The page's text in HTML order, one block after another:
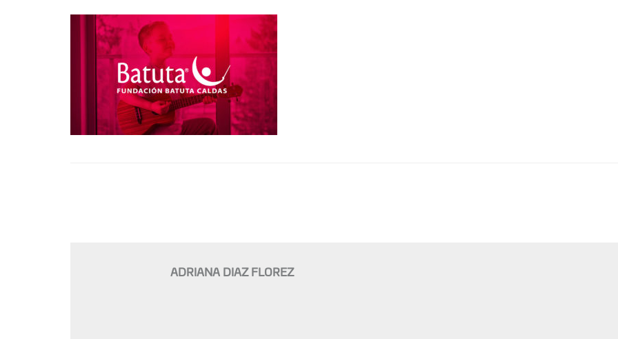
ADRIANA DIAZ FLOREZ